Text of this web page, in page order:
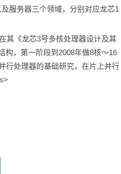
服务器三个领域，分别对应龙芯1
其《龙芯3号多核处理器设计及其
构，第一阶段到2008年做8核～16
行处理器的基础研究，在片上并行